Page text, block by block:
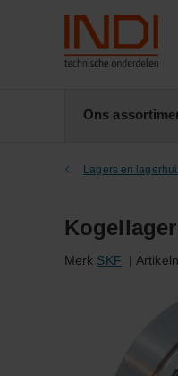
Ons
Lagers en
Merk SKF |